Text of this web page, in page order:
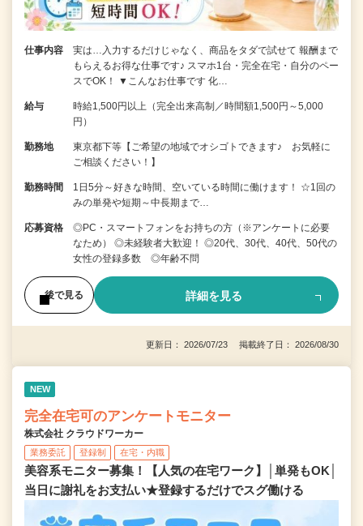
仕事内容
実は…入力するだけじゃなく、商品をタダで試せて 報酬まで
もらえるお得な仕事です♪ スマホ1台・完全在宅・自分のペー
スでOK！ ▼こんなお仕事です 化…
給与
時給1,500円以上（完全出来高制／時間額1,500円～5,000
円）
勤務地
東京都下等【ご希望の地域でオシゴトできます♪ お気軽に
ご相談ください！】
勤務時間
1日5分～好きな時間、空いている時間に働けます！ ☆1回の
みの単発や短期～中長期まで…
応募資格
◎PC・スマートフォンをお持ちの方（※アンケートに必要
なため） ◎未経験者大歓迎！ ◎20代、30代、40代、50代の
女性の登録多数 ◎年齢不問
後で見る 詳細を見る
更新日： 2026/07/23 掲載終了日： 2026/08/30
NEW
完全在宅可のアンケートモニター
株式会社 クラウドワーカー
業務委託 登録制 在宅・内職
美容系モニター募集！【人気の在宅ワーク】│単発もOK│
当日に謝礼をお支払い★登録するだけでスグ働ける